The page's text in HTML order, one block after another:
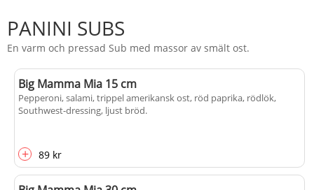
PANINI SUBS
En varm och pressad Sub med massor av smält ost.
Big Mamma Mia 15 cm
Pepperoni, salami, trippel amerikansk ost, röd paprika, rödlök,
Southwest-dressing, ljust bröd.
+ 89 kr